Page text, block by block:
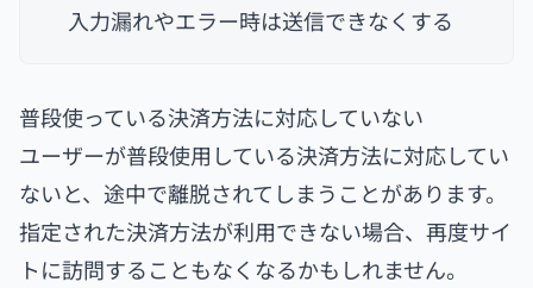
入力漏れやエラー時は送信できなくする
普段使っている決済方法に対応していない
ユーザーが普段使用している決済方法に対応してい
ないと、途中で離脱されてしまうことがあります。
指定された決済方法が利用できない場合、再度サイ
トに訪問することもなくなるかもしれません。